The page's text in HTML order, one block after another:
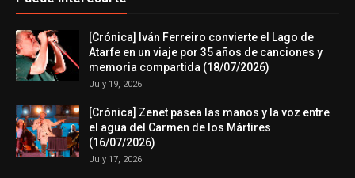
[Crónica] Iván Ferreiro convierte el Lago de
Atarfe en un viaje por 35 años de canciones y
memoria compartida (18/07/2026)
July 19, 2026
[Crónica] Zenet pasea las manos y la voz entre
el agua del Carmen de los Mártires
(16/07/2026)
July 17, 2026